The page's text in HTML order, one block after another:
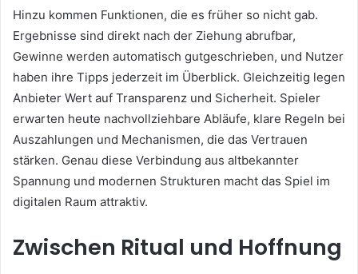
Hinzu kommen Funktionen, die es früher so nicht gab.
Ergebnisse sind direkt nach der Ziehung abrufbar,
Gewinne werden automatisch gutgeschrieben, und Nutzer
haben ihre Tipps jederzeit im Überblick. Gleichzeitig legen
Anbieter Wert auf Transparenz und Sicherheit. Spieler
erwarten heute nachvollziehbare Abläufe, klare Regeln bei
Auszahlungen und Mechanismen, die das Vertrauen
stärken. Genau diese Verbindung aus altbekannter
Spannung und modernen Strukturen macht das Spiel im
digitalen Raum attraktiv.
Zwischen Ritual und Hoffnung